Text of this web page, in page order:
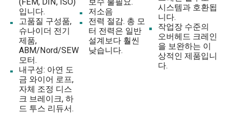
입니다.
고품질 구성품,
슈나이더 전기
제품,
ABM/Nord/SEW
모터.
내구성: 아연 도
금 와이어 로프,
자체 조정 디스
크 브레이크, 하
드 투스 리듀서.
저소음
전력 절감. 총 모
터 전력은 일반
설계보다 훨씬
낮습니다.
시스템과 호환됩
니다.
작업장 수준의
오버헤드 크레인
을 보완하는 이
상적인 제품입니
다.